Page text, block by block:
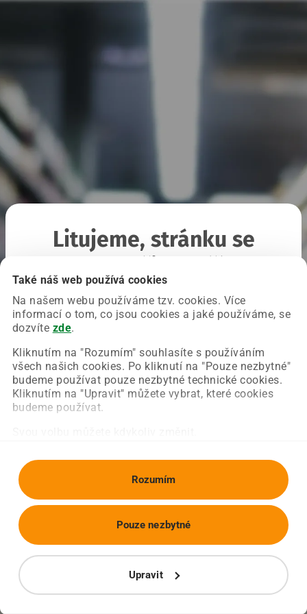
Také náš web používá cookies
Na našem webu používáme tzv. cookies. Více
informací o tom, co jsou cookies a jaké používáme, se
dozvíte zde.
Kliknutím na "Rozumím" souhlasíte s používáním
všech našich cookies. Po kliknutí na "Pouze nezbytné"
budeme používat pouze nezbytné technické cookies.
Kliknutím na "Upravit" můžete vybrat, které cookies
budeme používat.
Rozumím
Upravit
Pouze nezbytné
Litujeme, stránku se
Chyba nastala na naší straně a už ji opravujeme.
Zkuste prosím znovu načíst požadovanou stránku.
Obnovit stránku Úvodní strana